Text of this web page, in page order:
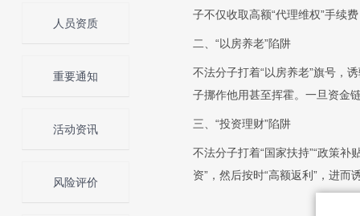
人员资质
重要通知
活动资讯
风险评价
子不仅收取高额“代理维权”手续
二、“以房养老”陷阱
不法分子打着“以房养老”旗号，
子挪作他用甚至挥霍。一旦资金
三、“投资理财”陷阱
不法分子打着“国家扶持”“政策
资”，然后按时“高额返利”，进